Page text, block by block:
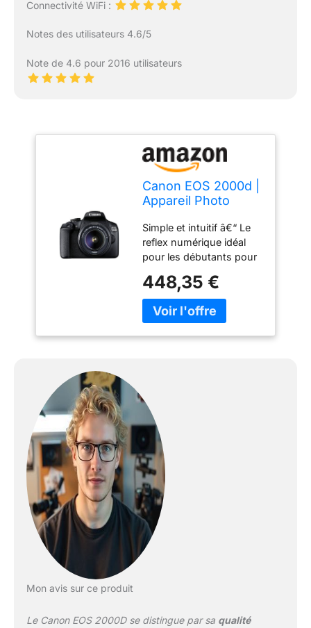
Connectivité WiFi :
Notes des utilisateurs 4.6/5
Note de 4.6 pour 2016 utilisateurs
Canon EOS 2000d |
Appareil Photo
24.1 MP, WiFi, Full
HD) + Objectif EF-S
18-55mm f/3,5-5,6
DC III, Noir
Simple et intuitif â€“ Le
reflex numérique idéal
pour les débutants pour
souvenirs avec un flou
d'arrière-plan attrayant
Créativité simple :
pour une finition unique,
il existe de nombreux
filtres créatifs. Visez et
déclenchez simplement
le sujet â€“ la
reconnaissance
automatique des motifs
garantit des résultats de
qualité supérieure
Capturez des moments
spontanés â€“ dans des
toute confiance : grce à
448,35 €
Mon avis sur ce produit
Le Canon EOS 2000D se distingue par sa qualité